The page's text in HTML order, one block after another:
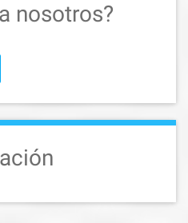
nosotros?